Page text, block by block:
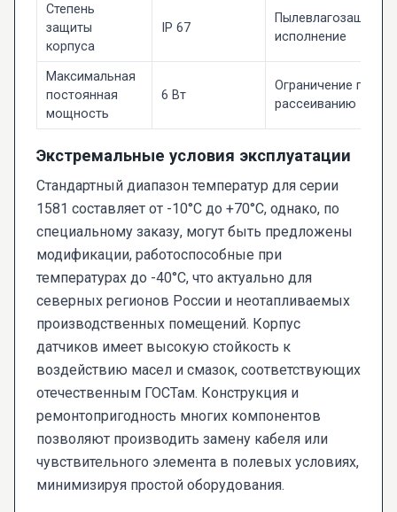
Степень
защиты
корпуса
IP 67
исполнение
Максимальная
постоянная
мощность
6 Вт
Ограничение по
рассеиванию
Экстремальные условия эксплуатации
Стандартный диапазон температур для серии
1581 составляет от -10°C до +70°C, однако, по
специальному заказу, могут быть предложены
модификации, работоспособные при
температурах до -40°C, что актуально для
северных регионов России и неотапливаемых
производственных помещений. Корпус
датчиков имеет высокую стойкость к
воздействию масел и смазок, соответствующих
отечественным ГОСТам. Конструкция и
ремонтопригодность многих компонентов
позволяют производить замену кабеля или
чувствительного элемента в полевых условиях,
минимизируя простой оборудования.